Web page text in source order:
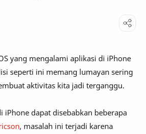
yang mengalami aplikasi di iPhone
seperti ini memang lumayan sering
aktivitas kita jadi terganggu.
iPhone dapat disebabkan beberapa
, masalah ini terjadi karena